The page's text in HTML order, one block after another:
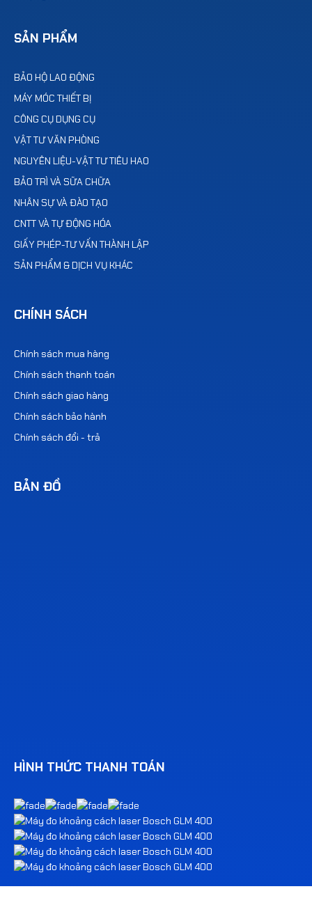
SẢN PHẨM
BẢO HỘ LAO ĐỘNG
MÁY MÓC THIẾT BỊ
CÔNG CỤ DỤNG CỤ
VẬT TƯ VĂN PHÒNG
NGUYÊN LIỆU-VẬT TƯ TIÊU HAO
BẢO TRÌ VÀ SỮA CHỮA
NHÂN SỰ VÀ ĐÀO TẠO
CNTT VÀ TỰ ĐỘNG HÓA
GIẤY PHÉP-TƯ VẤN THÀNH LẬP
SẢN PHẨM & DỊCH VỤ KHÁC
CHÍNH SÁCH
Chính sách mua hàng
Chính sách thanh toán
Chính sách giao hàng
Chính sách bảo hành
Chính sách đổi - trả
BẢN ĐỒ
HÌNH THỨC THANH TOÁN